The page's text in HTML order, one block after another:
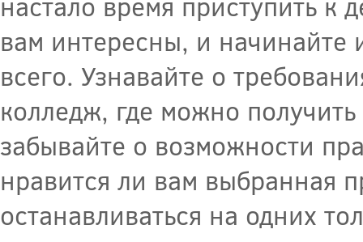
вам интересны, и начинайте
всего. Узнавайте о
колледж, где можно
забывайте о возможности
нравится ли вам выбранная
останавливаться на одних